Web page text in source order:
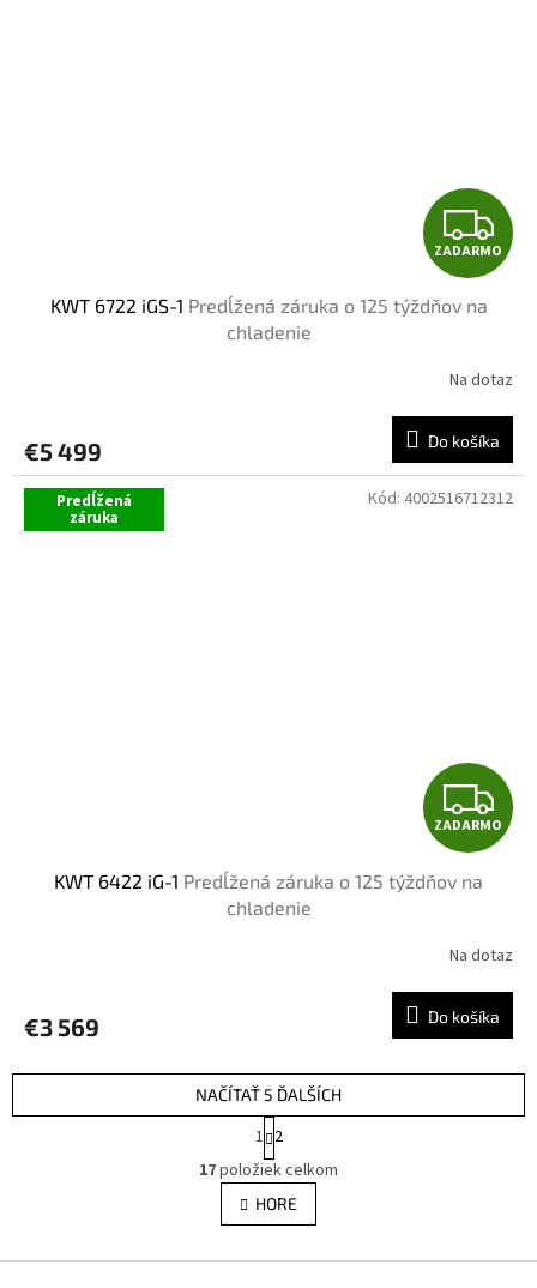
Z
A
A
R
M
ZADARMO
KWT 6722 iGS-1 Predĺžená záruka o 125 týždňov na
chladenie
Na dotaz
€5 499 Do košíka
Predĺžená
záruka
Z
A
A
R
M
ZADARMO
KWT 6422 iG-1 Predĺžená záruka o 125 týždňov na
chladenie
Na dotaz
€3 569 Do košíka
Kód: 4002516712312
O
v
l
á
NAČÍTAŤ 5 ĎALŠÍCH
S
t
r
á
n
k
v
1 2
17položiek celkom
HORE